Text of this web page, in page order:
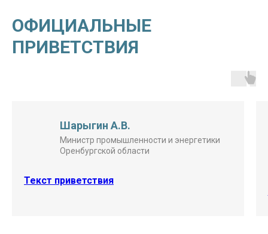
ОФИЦИАЛЬНЫЕ
ПРИВЕТСТВИЯ
Сарафанников П.В.
Президент, председатель правления
Национальной Ассоциации сжиженного